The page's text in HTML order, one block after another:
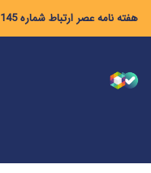
هفته نامه عصر ارتباط شماره 1145